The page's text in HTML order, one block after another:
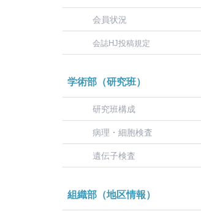
会員状況
会誌HJ投稿規定
学術部（研究班）
研究班構成
病理・細胞検査
遺伝子検査
組織部（地区情報）